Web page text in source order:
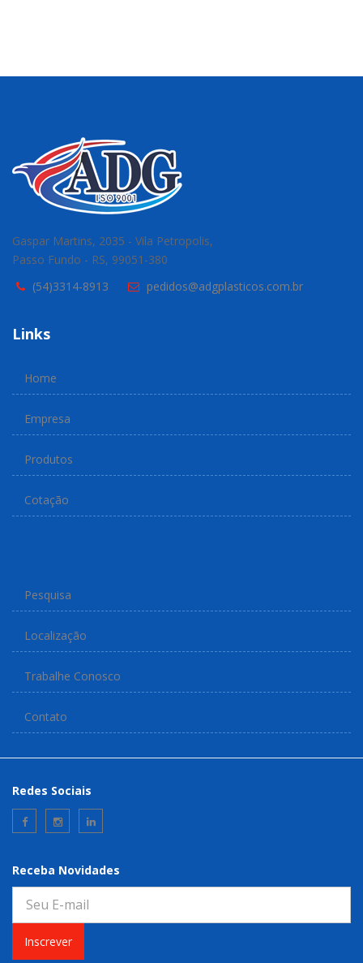
Gaspar Martins, 2035 - Vila Petropolis,
Passo Fundo - RS, 99051-380
(54)3314-8913
pedidos@adgplasticos.com.br
Links
Home
Empresa
Produtos
Cotação
Pesquisa
Localização
Trabalhe Conosco
Contato
Redes Sociais
Receba Novidades
Inscrever